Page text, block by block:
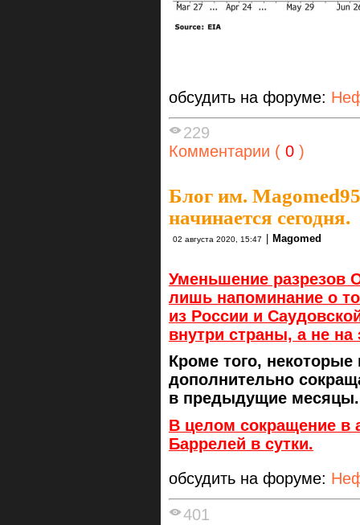
обсудить на форуме:
229
Комментарии ( 0 )
Блог им. Magomed95
начинается сегодня.
02 августа 2020, 15:47 Magomed
Уменьшение разрезов
лишь напоминание о
из России и
внутри страны, а не на
Кроме того, некоторые
дополнительно
в предыдущие месяцы.
В целом сокращение в
Баррелей в сутки.
обсудить на форуме:
401